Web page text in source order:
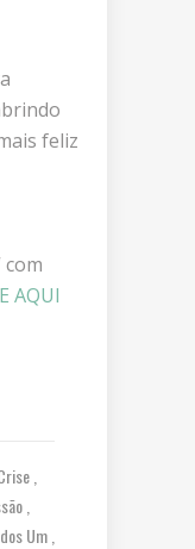
feliz
AQUI
Um